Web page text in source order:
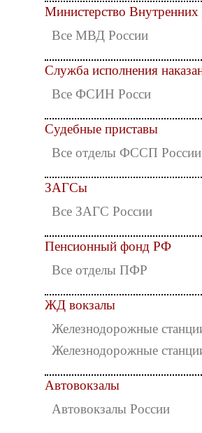
Министерство Внутренних
Все МВД России
Служба исполнения
Все ФСИН Росси
Судебные приставы
Все отделы ФССП России
ЗАГСы
Все ЗАГС России
Пенсионный фонд РФ
Все отделы ПФР
ЖД вокзалы
Железнодорожные
Железнодорожные
Автовокзалы
Автовокзалы России